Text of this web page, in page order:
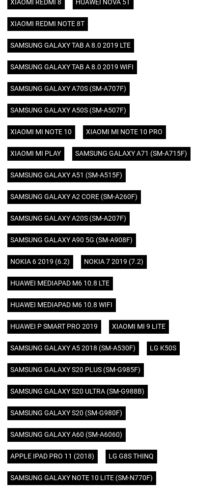
XIAOMI REDMI 8 HUAWEI NOVA 5T
XIAOMI REDMI NOTE 8T
SAMSUNG GALAXY TAB A 8.0 2019 LTE
SAMSUNG GALAXY TAB A 8.0 2019 WIFI
SAMSUNG GALAXY A70S (SM-A707F)
SAMSUNG GALAXY A50S (SM-A507F)
XIAOMI MI NOTE 10 XIAOMI MI NOTE 10 PRO
XIAOMI MI PLAY SAMSUNG GALAXY A71 (SM-A715F)
SAMSUNG GALAXY A51 (SM-A515F)
SAMSUNG GALAXY A2 CORE (SM-A260F)
SAMSUNG GALAXY A20S (SM-A207F)
SAMSUNG GALAXY A90 5G (SM-A908F)
NOKIA 6 2019 (6.2) NOKIA 7 2019 (7.2)
HUAWEI MEDIAPAD M6 10.8 LTE
HUAWEI MEDIAPAD M6 10.8 WIFI
HUAWEI P SMART PRO 2019 XIAOMI MI 9 LITE
SAMSUNG GALAXY A5 2018 (SM-A530F) LG K50S
SAMSUNG GALAXY S20 PLUS (SM-G985F)
SAMSUNG GALAXY S20 ULTRA (SM-G988B)
SAMSUNG GALAXY S20 (SM-G980F)
SAMSUNG GALAXY A60 (SM-A6060)
APPLE IPAD PRO 11 (2018) LG G8S THINQ
SAMSUNG GALAXY NOTE 10 LITE (SM-N770F)